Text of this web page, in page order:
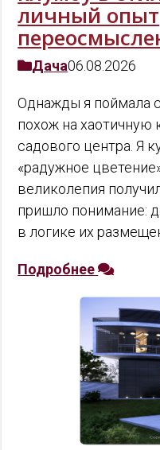
личный опыт
Дача06.08.2026
Однажды я поймала
похож на
садового центра. Я
«радужное
великолепия
пришло понимание:
в логике их
Подробнее